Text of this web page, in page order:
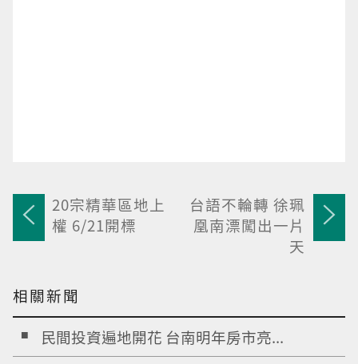
20宗精華區地上
權 6/21開標
台語不輪轉 徐珮
凰南漂闖出一片
天
相關新聞
民間投資遍地開花 台南明年房市亮...